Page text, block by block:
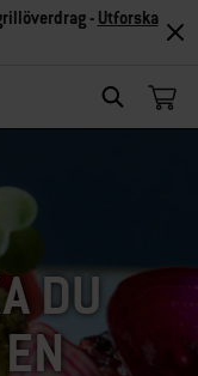
SEARCH
- Utforska
DU